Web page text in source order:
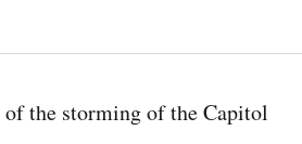
of the storming of the Capitol